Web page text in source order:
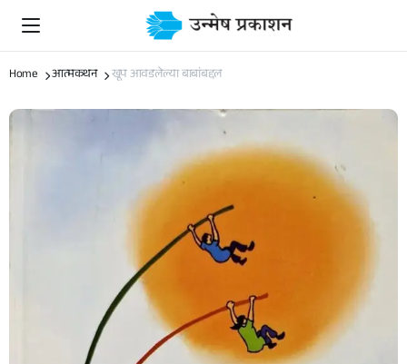
Home आत्मकथन खूप आवडलेल्या बाबांबद्दल